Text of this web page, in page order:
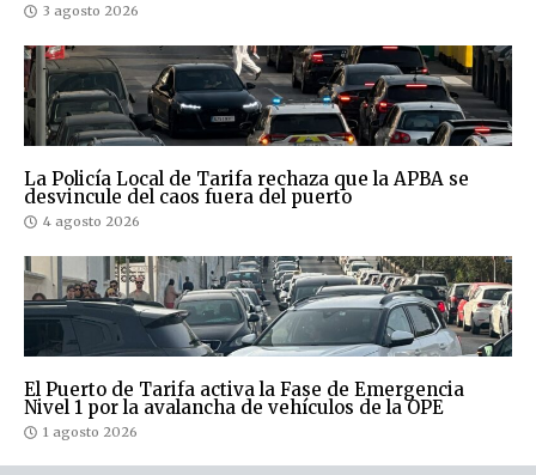
3 agosto 2026
La Policía Local de Tarifa rechaza que la APBA se
desvincule del caos fuera del puerto
4 agosto 2026
El Puerto de Tarifa activa la Fase de Emergencia
Nivel 1 por la avalancha de vehículos de la OPE
1 agosto 2026